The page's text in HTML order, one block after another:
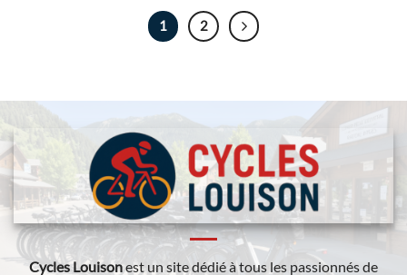
1 2
Cycles Louisonest un site dédié à tous les passionnés de